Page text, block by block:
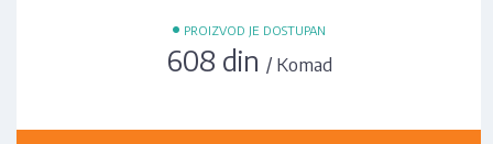
• PROIZVOD JE DOSTUPAN
608 din / Komad